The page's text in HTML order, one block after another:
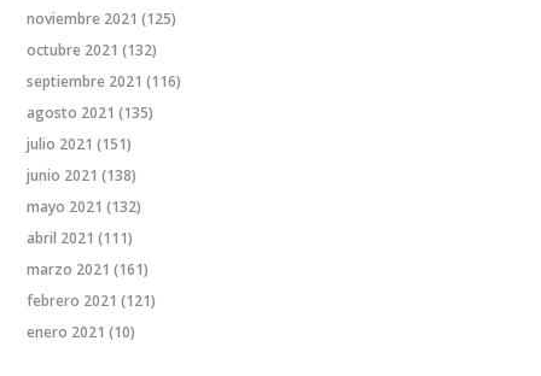
noviembre 2021 (125)
octubre 2021 (132)
septiembre 2021 (116)
agosto 2021 (135)
julio 2021 (151)
junio 2021 (138)
mayo 2021 (132)
abril 2021 (111)
marzo 2021 (161)
febrero 2021 (121)
enero 2021 (10)